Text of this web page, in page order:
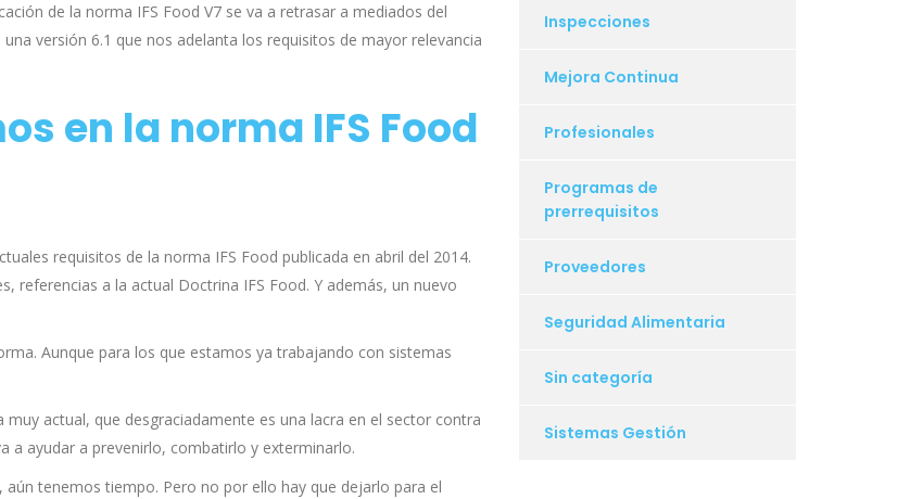
de la norma IFS Food V7 se va a retrasar a mediados del
versión 6.1 que nos adelanta los requisitos de mayor relevancia
en la norma IFS Food
requisitos de la norma IFS Food publicada en abril del 2014.
referencias a la actual Doctrina IFS Food. Y además, un nuevo
Aunque para los que estamos ya trabajando con sistemas
actual, que desgraciadamente es una lacra en el sector contra
a ayudar a prevenirlo, combatirlo y exterminarlo.
tenemos tiempo. Pero no por ello hay que dejarlo para el
Inspecciones
Mejora Continua
Profesionales
Programas de
prerrequisitos
Proveedores
Seguridad Alimentaria
Sin categoría
Sistemas Gestión